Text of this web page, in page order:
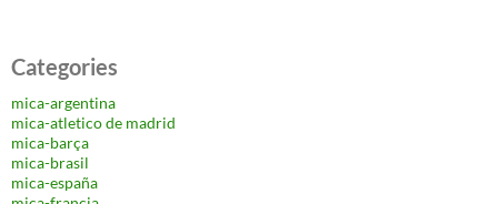
Categories
mica-argentina
mica-atletico de madrid
mica-barça
mica-brasil
mica-españa